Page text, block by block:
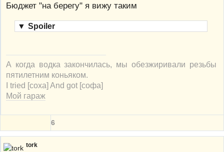
Бюджет "на берегу" я вижу таким
▼ Spoiler
А когда водка закончилась, мы обезжиривали резьбы
пятилетним коньяком.
I tried [соха] And got [софа]
Мой гараж
6
tork